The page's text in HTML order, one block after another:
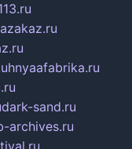
dark-sand.ru
archives.ru